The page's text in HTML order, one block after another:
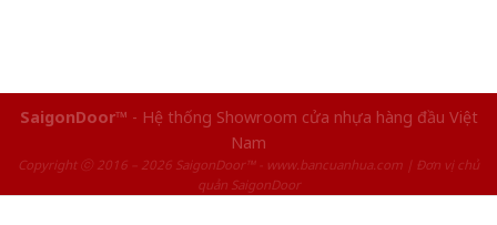
SaigonDoor™ - Hệ thống Showroom cửa nhựa hàng đầu Việt
Nam
Copyright ⓒ 2016 – 2026 SaigonDoor™ - www.bancuanhua.com | Đơn vị chủ
quản SaigonDoor